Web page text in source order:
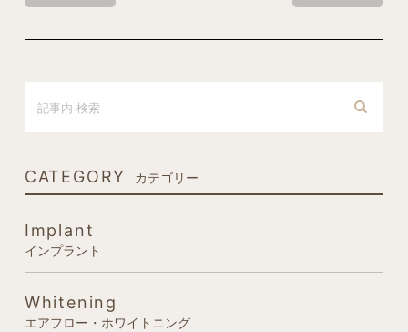
CATEGORY カテゴリー
Implant
インプラント
Whitening
エアフロー・ホワイトニング